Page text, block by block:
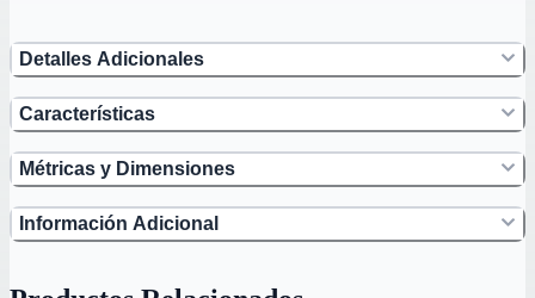
Detalles Adicionales
Características
Métricas y Dimensiones
Información Adicional